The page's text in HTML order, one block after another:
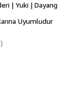
| Yuki |
Uyumludur